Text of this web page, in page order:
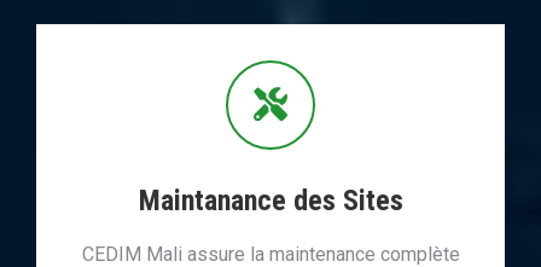
Maintanance des Sites
CEDIM Mali assure la maintenance complète